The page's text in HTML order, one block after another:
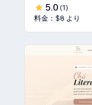
5.0 (1)
料金：$8 より